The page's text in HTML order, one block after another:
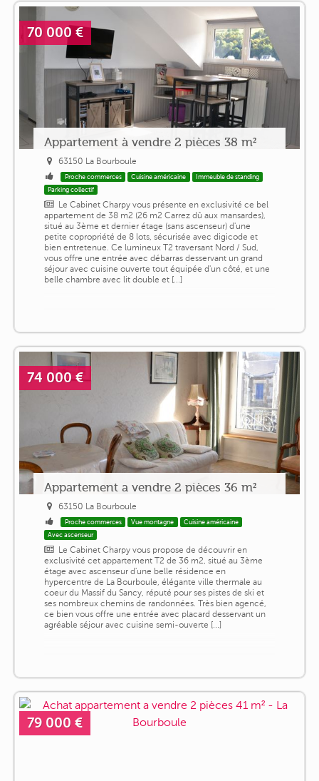
70 000 €
Appartement à vendre 2 pièces 38 m²
63150 La Bourboule
Proche commerces Cuisine américaine
Immeuble de standing
Parking collectif
Le Cabinet Charpy vous présente en exclusivité ce bel
appartement de 38 m2 (26 m2 Carrez dû aux mansardes),
situé au 3ème et dernier étage (sans ascenseur) d'une
petite copropriété de 8 lots, sécurisée avec digicode et
bien entretenue. Ce lumineux T2 traversant Nord / Sud,
vous offre une entrée avec débarras desservant un grand
séjour avec cuisine ouverte tout équipée d'un côté, et une
belle chambre avec lit double et [...]
74 000 €
Appartement a vendre 2 pièces 36 m²
63150 La Bourboule
Proche commerces Vue montagne
Cuisine américaine
Avec ascenseur
Le Cabinet Charpy vous propose de découvrir en
exclusivité cet appartement T2 de 36 m2, situé au 3ème
étage avec ascenseur d'une belle résidence en
hypercentre de La Bourboule, élégante ville thermale au
coeur du Massif du Sancy, réputé pour ses pistes de ski et
ses nombreux chemins de randonnées. Très bien agencé,
ce bien vous offre une entrée avec placard desservant un
agréable séjour avec cuisine semi-ouverte [...]
79 000 €